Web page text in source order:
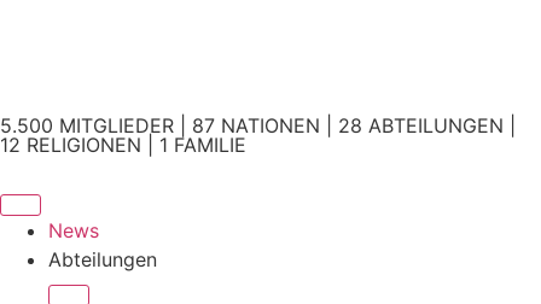
5.500 MITGLIEDER | 87 NATIONEN | 28 ABTEILUNGEN |
12 RELIGIONEN | 1 FAMILIE
News
Abteilungen